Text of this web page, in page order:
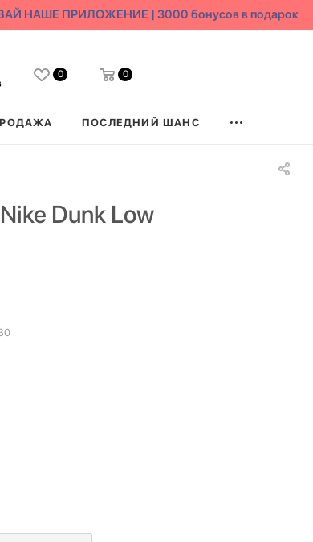
НАШЕ ПРИЛОЖЕНИЕ | 3000 бонусов в подарок
0 0
ПОСЛЕДНИЙ ШАНС
Dunk Low